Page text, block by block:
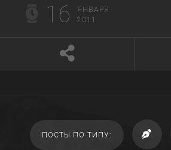
16
ЯНВАРЯ
2011
ПОСТЫ ПО ТИПУ: